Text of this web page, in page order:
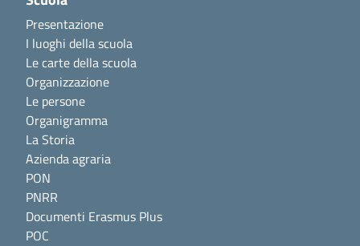
Presentazione
I luoghi della scuola
Le carte della scuola
Organizzazione
Le persone
Organigramma
La Storia
Azienda agraria
PON
PNRR
Documenti Erasmus Plus
POC